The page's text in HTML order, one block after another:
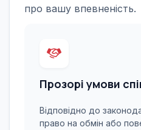
про вашу впевненість.
Прозорі умови
Відповідно до
право на обмін або